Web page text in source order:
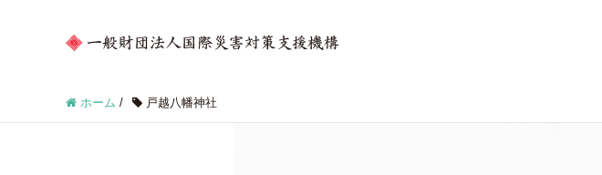
ホーム / 戸越八幡神社